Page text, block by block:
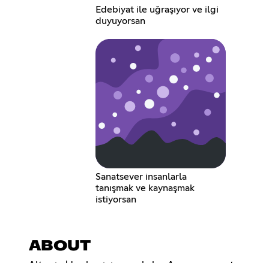
Edebiyat ile uğraşıyor ve ilgi
duyuyorsan
Sanatsever insanlarla
tanışmak ve kaynaşmak
istiyorsan
ABOUT